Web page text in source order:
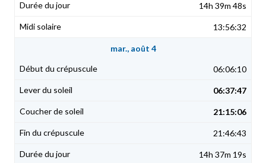
14h 39m 48s
13:56:32
mar., août 4
06:06:10
06:37:47
21:15:06
21:46:43
14h 37m 19s